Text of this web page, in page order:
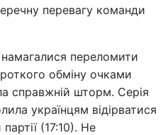
перевагу команди
намагалися переломити
обміну очками
справжній шторм. Серія
українцям відірватися
(17:10). Не